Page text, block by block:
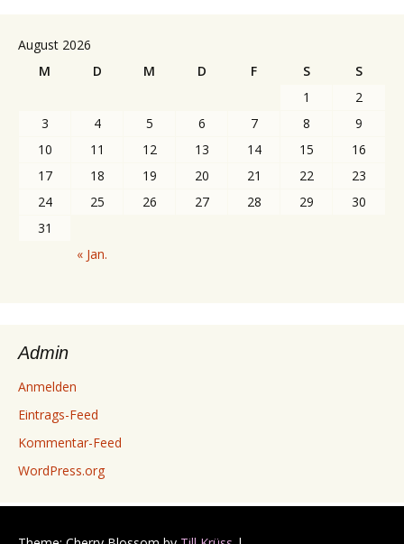
August 2026
M
D M D F S
S
1
2
3
4 5 6 7 8
9
10
11 12 13 14 15
16
17
18 19 20 21 22
23
24
25 26 27 28 29
30
31
« Jan.
Admin
Anmelden
Eintrags-Feed
Kommentar-Feed
WordPress.org